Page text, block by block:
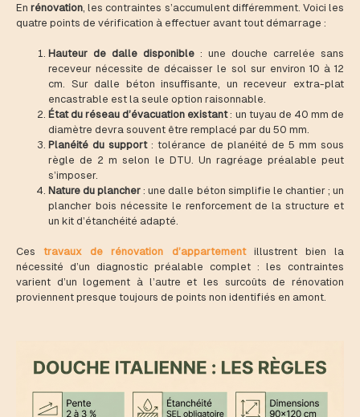
Enrénovation , les contraintes s’accumulent différemment. Voici les
quatre points de vérification à effectuer avant tout démarrage :
Hauteur de dalle disponible : une douche carrelée sans
receveur nécessite de décaisser le sol sur environ 10 à 12
cm. Sur dalle béton insuffisante, un receveur extra-plat
encastrable est la seule option raisonnable.
État du réseau d’évacuation existant: un tuyau de 40 mm de
diamètre devra souvent être remplacé par du 50 mm.
Planéité du support: tolérance de planéité de 5 mm sous
règle de 2 m selon le DTU. Un ragréage préalable peut
s’imposer.
Nature du plancher : une dalle béton simplifie le chantier ; un
plancher bois nécessite le renforcement de la structure et
un kit d’étanchéité adapté.
Cestravaux de rénovation d’appartementillustrent bien la
nécessité d’un diagnostic préalable complet : les contraintes
varient d’un logement à l’autre et les surcoûts de rénovation
proviennent presque toujours de points non identifiés en amont.